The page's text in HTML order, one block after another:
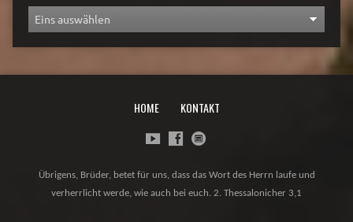
HOME KONTAKT
Übrigens, Brüder, betet für uns, dass das Wort des Herrn laufe und
verherrlicht werde, wie auch bei euch. 2. Thessalonicher 3,1